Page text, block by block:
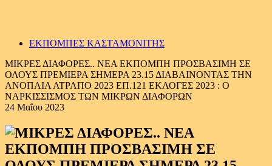
ΕΚΠΟΜΠΕΣ ΚΑΣΤΑΜΟΝΙΤΗΣ
MIΚΡΕΣ ΔΙΑΦΟΡΕΣ.. ΝΕΑ ΕΚΠΟΜΠΗ ΠΡΟΣΒΑΣΙΜΗ ΣΕ
ΟΛΟΥΣ ΠΡΕΜΙΕΡΑ ΣΗΜΕΡΑ 23.15 ΔΙΑΒΑΙΝΟΝΤΑΣ ΤΗΝ
ΑΝΟΠΑΙΑ ΑΤΡΑΠΟ 2023 ΕΠ.121 ΕΚΛΟΓΕΣ 2023 : Ο
ΝΑΡΚΙΣΣΙΣΜΟΣ ΤΩΝ ΜΙΚΡΩΝ ΔΙΑΦΟΡΩΝ
24 Μαΐου 2023